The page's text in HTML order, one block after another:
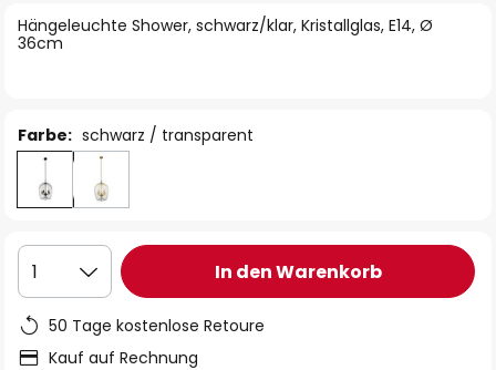
Hängeleuchte Shower, schwarz/klar, Kristallglas, E14, Ø
36cm
Farbe: schwarz / transparent
1 In den Warenkorb
50 Tage kostenlose Retoure
Kauf auf Rechnung